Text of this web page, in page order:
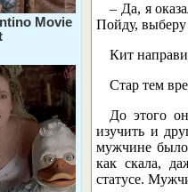
Movie
– Да, я
Пойду,
Кит
Стар тем
До этого
изучить и
мужчине было
как скала,
статусе.